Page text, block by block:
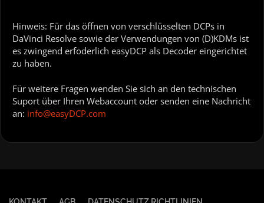
Hinweis: Für das öffnen von verschlüsselten DCPs in
DaVinci Resolve sowie der Verwendungen von (D)KDMs ist
es zwingend erfoderlich easyDCP als Decoder eingerichtet
zu haben.
Für weitere Fragen wenden Sie sich an den technischen
Suport über Ihren Webaccount oder senden eine Nachricht
an: info@easyDCP.com